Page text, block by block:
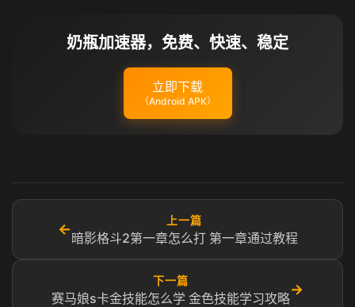
奶瓶加速器，免费、快速、稳定
立即下载
（Android APK）
←
上一篇
暗影格斗2第一章怎么打 第一章通过教程
下一篇
赛马娘s卡金技能怎么学 金色技能学习攻略
→